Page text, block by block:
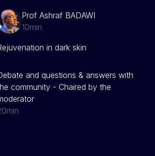
Prof Ashraf BADAWI
10min
in dark skin
and questions & answers with
community - Chaired by the